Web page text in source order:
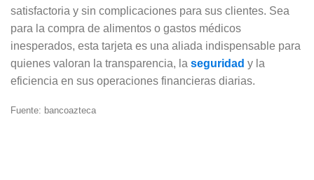
satisfactoria y sin complicaciones para sus clientes. Sea
para la compra de alimentos o gastos médicos
inesperados, esta tarjeta es una aliada indispensable para
quienes valoran la transparencia, la seguridad y la
eficiencia en sus operaciones financieras diarias.
Fuente: bancoazteca